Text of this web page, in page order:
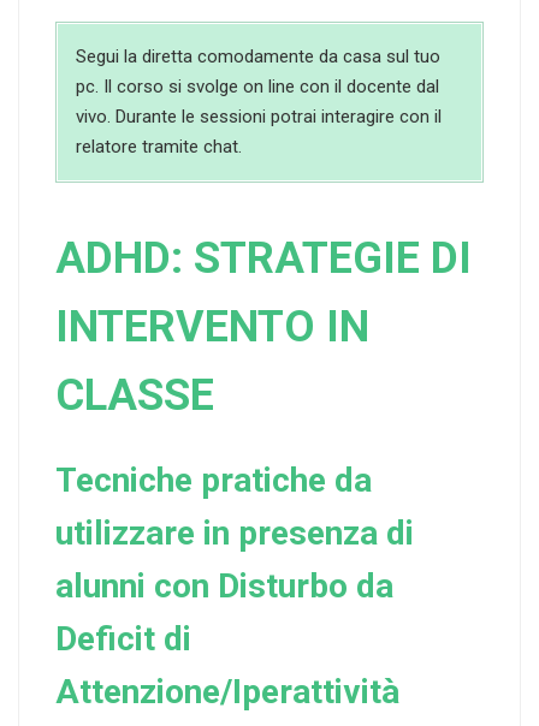
Segui la diretta comodamente da casa sul tuo
pc. Il corso si svolge on line con il docente dal
vivo. Durante le sessioni potrai interagire con il
relatore tramite chat.
ADHD: STRATEGIE DI
INTERVENTO IN
CLASSE
Tecniche pratiche da
utilizzare in presenza di
alunni con Disturbo da
Deficit di
Attenzione/Iperattività